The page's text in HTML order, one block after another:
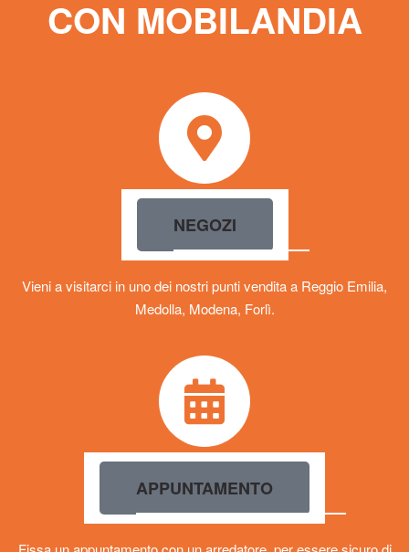
CON MOBILANDIA
NEGOZI
Vieni a visitarci in uno dei nostri punti vendita a Reggio Emilia,
Medolla, Modena, Forlì.
APPUNTAMENTO